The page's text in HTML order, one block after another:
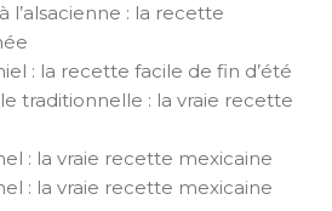
l’alsacienne : la recette
: la recette facile de fin d’été
traditionnelle : la vraie recette
: la vraie recette mexicaine
: la vraie recette mexicaine